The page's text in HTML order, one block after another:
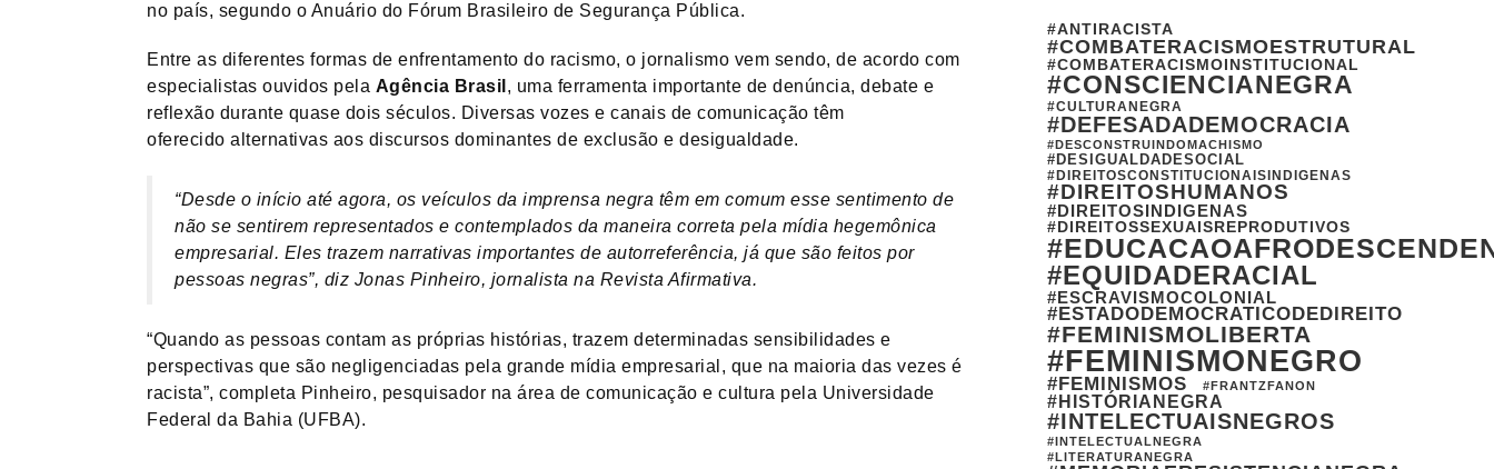
no país, segundo o Anuário do Fórum Brasileiro de Segurança Pública.
Entre as diferentes formas de enfrentamento do racismo, o jornalismo vem sendo, de acordo com
especialistas ouvidos pela Agência Brasil , uma ferramenta importante de denúncia, debate e
reflexão durante quase dois séculos. Diversas vozes e canais de comunicação têm
oferecido alternativas aos discursos dominantes de exclusão e desigualdade.
“Desde o início até agora, os veículos da imprensa negra têm em comum esse sentimento de
não se sentirem representados e contemplados da maneira correta pela mídia hegemônica
empresarial. Eles trazem narrativas importantes de autorreferência, já que são feitos por
pessoas negras”, diz Jonas Pinheiro, jornalista na Revista Afirmativa.
“Quando as pessoas contam as próprias histórias, trazem determinadas sensibilidades e
perspectivas que são negligenciadas pela grande mídia empresarial, que na maioria das vezes é
racista”, completa Pinheiro, pesquisador na área de comunicação e cultura pela Universidade
Federal da Bahia (UFBA).
#ANTIRACISTA
#COMBATERACISMOESTRUTURAL
#COMBATERACISMOINSTITUCIONAL
#CONSCIENCIANEGRA
#CULTURANEGRA
#DEFESADADEMOCRACIA
#DESCONSTRUINDOMACHISMO
#DESIGUALDADESOCIAL
#DIREITOSCONSTITUCIONAISINDIGENAS
#DIREITOSHUMANOS
#DIREITOSINDIGENAS
#DIREITOSSEXUAISREPRODUTIVOS
#EQUIDADERACIAL
#ESCRAVISMOCOLONIAL
#ESTADODEMOCRATICODEDIREITO
#FEMINISMOLIBERTA
#FEMINISMONEGRO
#FEMINISMOS #FRANTZFANON
#HISTÓRIANEGRA
#INTELECTUAISNEGROS
#INTELECTUALNEGRA
#LITERATURANEGRA